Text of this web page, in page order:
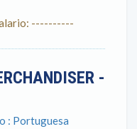
----------
-
: Portuguesa